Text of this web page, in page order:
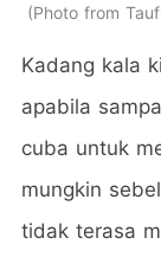
Photo from
Kadang kala
apabila
cuba untuk
mungkin
tidak terasa